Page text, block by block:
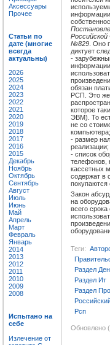
Аксессуары
Прочее
Статьи по
дате (многие
всегда
актуальны)
2026
2025
2024
2023
2022
2021
2020
2019
2018
2017
2016
2015
Декабрь
Ноябрь
Октябрь
Сентябрь
Август
Июль
Июнь
Май
Апрель
Март
Февраль
Январь
2014
2013
2012
2011
2010
2009
2008
Испытано на
себе
Излечение от
информации
№829 . Оно
диктует
-
обязан
РСП. Это же
которое
ЭВМ). То
не со
компьютера;
- размер
реализации;
- список
телефонов,
кассетных
содержат в
покупаются
Закон
на
всего
Теги:
Раздел
Раздел Ит
Раздел
Рсп
Обновлено